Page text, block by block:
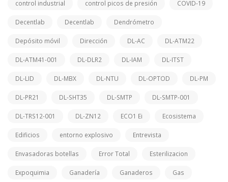
control industrial control picos de presión COVID-19
Decentlab Decentlab Dendrómetro
Depósito móvil Dirección DL-AC DL-ATM22
DL-ATM41-001 DL-DLR2 DL-IAM DL-ITST
DL-LID DL-MBX DL-NTU DL-OPTOD DL-PM
DL-PR21 DL-SHT35 DL-SMTP DL-SMTP-001
DL-TRS12-001 DL-ZN12 ECO1 Ei Ecosistema
Edificios entorno explosivo Entrevista
Envasadoras botellas Error Total Esterilizacion
Expoquimia Ganadería Ganaderos Gas